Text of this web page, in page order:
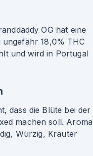
OG hat eine
ungefähr 18,0% THC
und wird in Portugal
dass die Blüte bei der
machen soll. Aroma
Würzig, Kräuter